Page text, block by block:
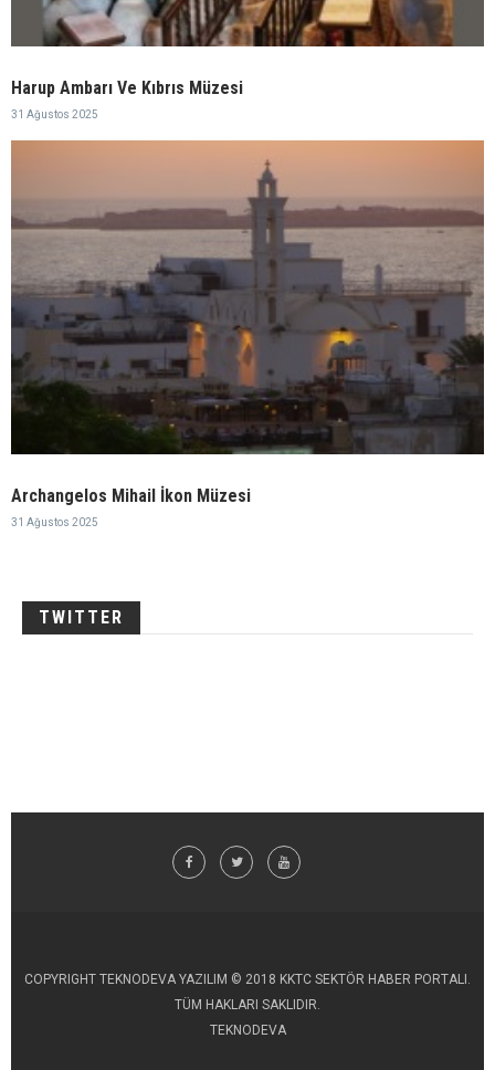
Harup Ambarı Ve Kıbrıs Müzesi
31 Ağustos 2025
Archangelos Mihail İkon Müzesi
31 Ağustos 2025
TWITTER
COPYRIGHT TEKNODEVA YAZILIM © 2018 KKTC SEKTÖR HABER PORTALI.
TÜM HAKLARI SAKLIDIR.
TEKNODEVA